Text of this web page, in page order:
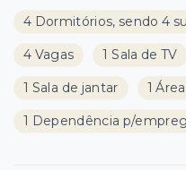
4 Dormitórios, sendo 4
4 Vagas 1 Sala de TV
1 Sala de jantar 1
1 Dependência p/